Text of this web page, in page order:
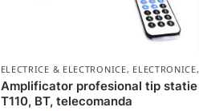
ELECTRICE & ELECTRONICE, ELECTRONICE,
Amplificator profesional tip statie
T110, BT, telecomanda